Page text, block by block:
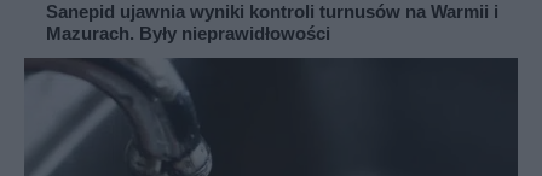
Sanepid ujawnia wyniki kontroli turnusów na Warmii i
Mazurach. Były nieprawidłowości